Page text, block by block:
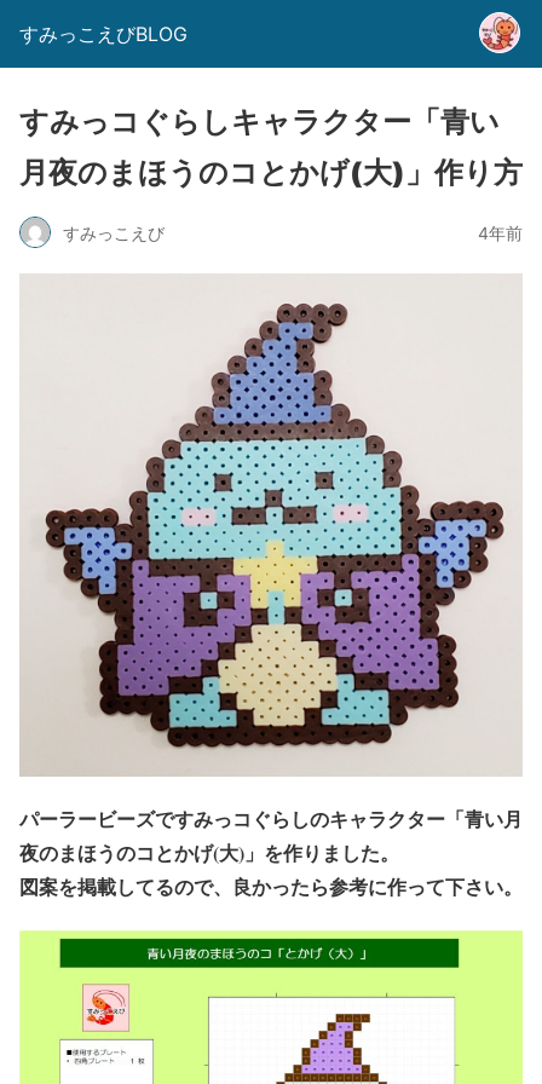
すみっこえびBLOG
すみっコぐらしキャラクター「青い
月夜のまほうのコとかげ(大)」作り方
すみっこえび 4年前
パーラービーズですみっコぐらしのキャラクター「青い月
夜のまほうのコとかげ(大)」を作りました。
図案を掲載してるので、良かったら参考に作って下さい。